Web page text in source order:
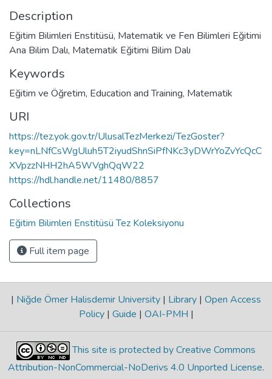
Description
Eğitim Bilimleri Enstitüsü, Matematik ve Fen Bilimleri Eğitimi
Ana Bilim Dalı, Matematik Eğitimi Bilim Dalı
Keywords
Eğitim ve Öğretim, Education and Training, Matematik
URI
https://tez.yok.gov.tr/UlusalTezMerkezi/TezGoster?
key=nLNfCsWgUluh5T2iyudShnSiPfNKc3yDWrYoZvYcQcC
XVpzzNHH2hA5WVghQqW22
https://hdl.handle.net/11480/8857
Collections
Eğitim Bilimleri Enstitüsü Tez Koleksiyonu
Full item page
| Niğde Ömer Halisdemir University | Library | Open Access
Policy | Guide | OAI-PMH |
This site is protected by Creative Commons
Attribution-NonCommercial-NoDerivs 4.0 Unported License.